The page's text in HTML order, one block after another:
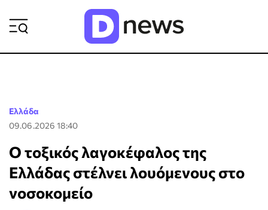
Ελλάδα
09.06.2026 18:40
Ο τοξικός λαγοκέφαλος της
Ελλάδας στέλνει λουόμενους στο
νοσοκομείο